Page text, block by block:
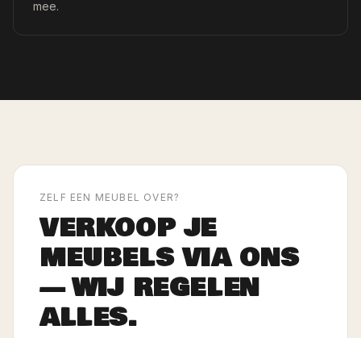
mee.
ZELF EEN MEUBEL OVER?
VERKOOP JE
MEUBELS VIA ONS
— WIJ REGELEN
ALLES.